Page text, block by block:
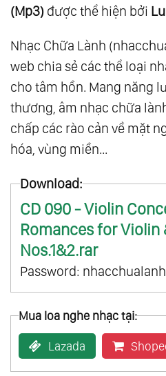
(Mp3) được thể hiện bởi
Nhạc Chữa Lành
web chia sẻ các thể loại
cho tâm hồn. Mang năng
thương, âm nhạc chữa
chấp các rào cản về mặt
hóa, vùng miền...
Download:
CD 090 - Violin
Romances for Violin
Nos.1&2.rar
Password:
Mua loa nghe nhạc tại:
Lazada